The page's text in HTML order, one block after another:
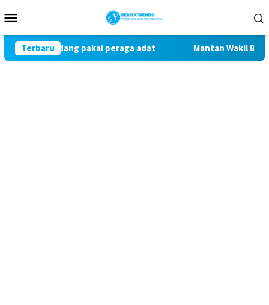
ke
Mobile
Terbaru
pakai peraga adat Mantan Wakil Bupati